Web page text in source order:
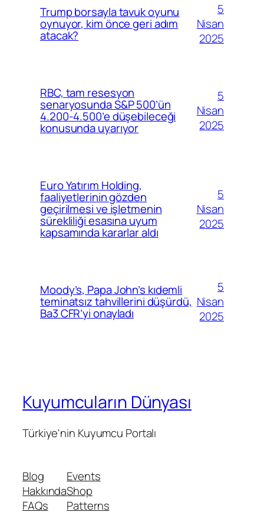
Trump borsayla tavuk oyunu
oynuyor, kim önce geri adım
atacak?
5
Nisan
2025
RBC, tam resesyon
senaryosunda S&P 500’ün
4.200-4.500’e düşebileceği
konusunda uyarıyor
5
Nisan
2025
Euro Yatırım Holding,
faaliyetlerinin gözden
geçirilmesi ve işletmenin
sürekliliği esasına uyum
kapsamında kararlar aldı
5
Nisan
2025
Moody’s, Papa John’s kıdemli
teminatsız tahvillerini düşürdü,
Ba3 CFR’yi onayladı
5
Nisan
2025
Kuyumcuların Dünyası
Türkiye'nin Kuyumcu Portalı
Blog
Hakkında
FAQs
Events
Shop
Patterns